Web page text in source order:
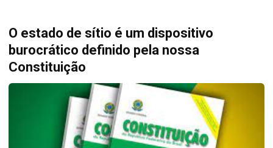
O estado de sítio é um dispositivo
burocrático definido pela nossa
Constituição